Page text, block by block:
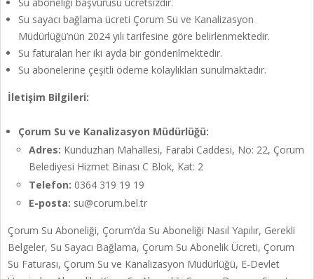
Su sayacı bağlama ücreti Çorum Su ve Kanalizasyon
Müdürlüğü’nün 2024 yılı tarifesine göre belirlenmektedir.
Su faturaları her iki ayda bir gönderilmektedir.
Su abonelerine çeşitli ödeme kolaylıkları sunulmaktadır.
İletişim Bilgileri:
Çorum Su ve Kanalizasyon Müdürlüğü:
Adres: Kunduzhan Mahallesi, Farabi Caddesi, No: 22, Çorum
Belediyesi Hizmet Binası C Blok, Kat: 2
Telefon: 0364 319 19 19
E-posta: su@corum.bel.tr
Çorum Su Aboneliği, Çorum’da Su Aboneliği Nasıl Yapılır, Gerekli
Belgeler, Su Sayacı Bağlama, Çorum Su Abonelik Ücreti, Çorum
Su Faturası, Çorum Su ve Kanalizasyon Müdürlüğü, E-Devlet